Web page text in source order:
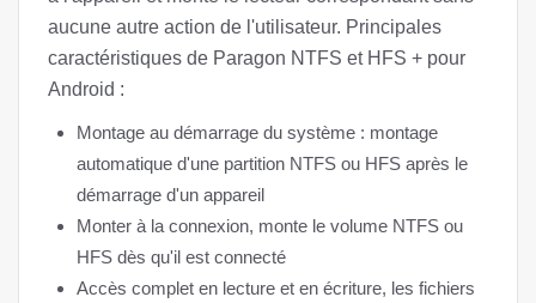
aucune autre action de l'utilisateur. Principales
caractéristiques de Paragon NTFS et HFS + pour
Android :
Montage au démarrage du système : montage
automatique d'une partition NTFS ou HFS après le
démarrage d'un appareil
Monter à la connexion, monte le volume NTFS ou
HFS dès qu'il est connecté
Accès complet en lecture et en écriture, les fichiers